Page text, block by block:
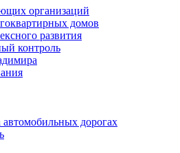
организаций
домов
развития
контроль
дорогах